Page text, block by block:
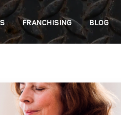
FRANCHISING BLOG